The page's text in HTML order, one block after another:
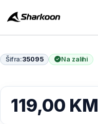
Šifra:35095 Na zalihi
119,00 KM